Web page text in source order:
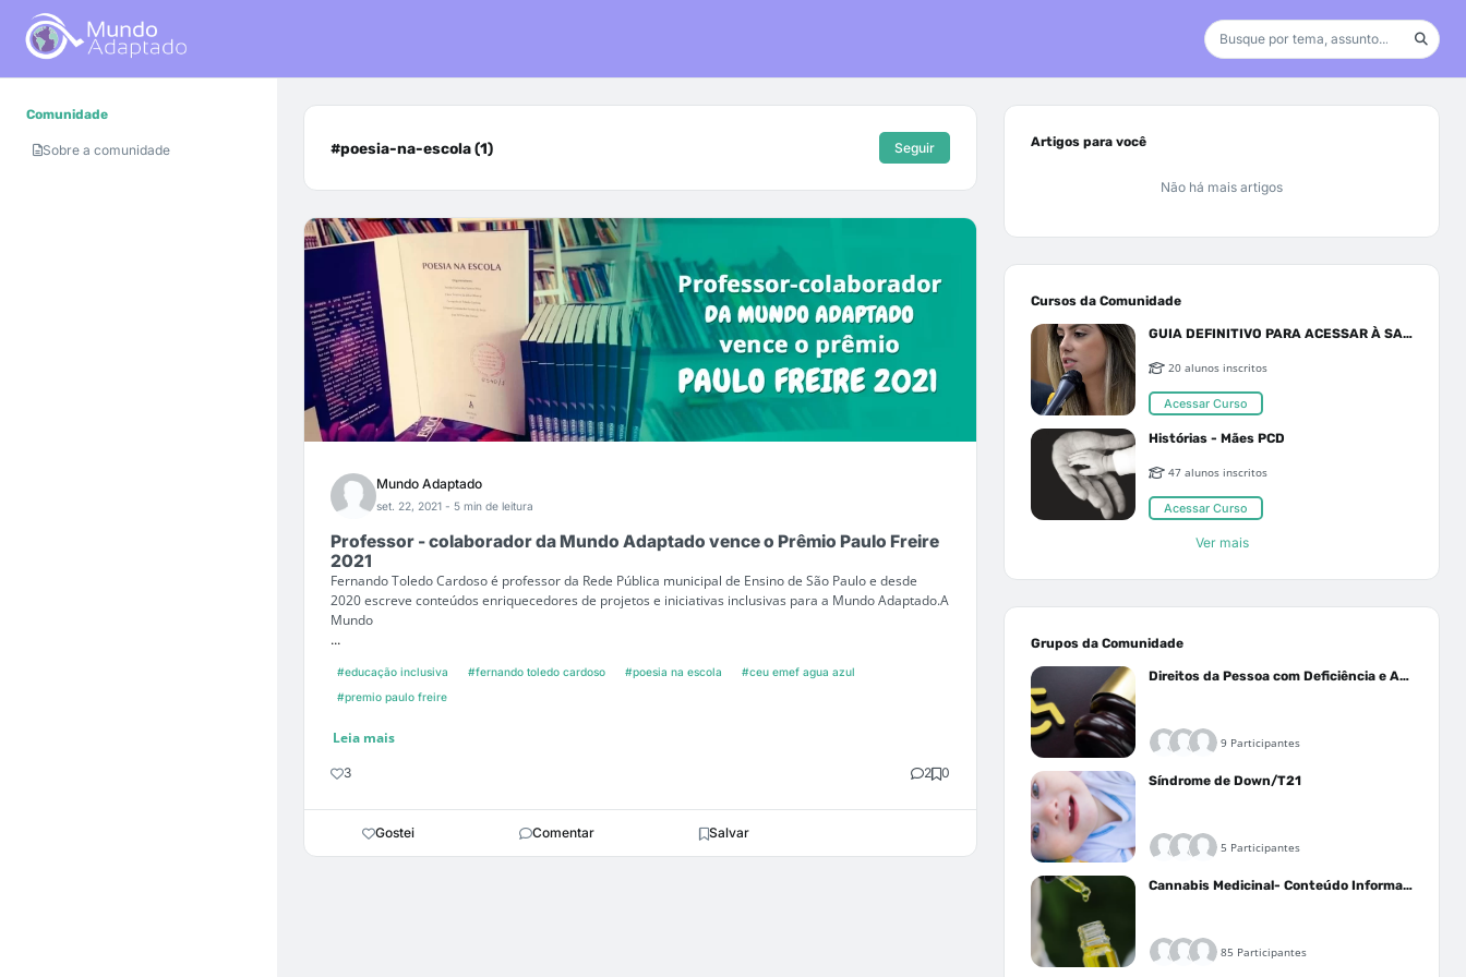
Comunidade
Sobre a comunidade #poesia-na-escola (1) Seguir
Mundo Adaptado
set. 22, 2021 - 5 min de leitura
Professor - colaborador da Mundo Adaptado vence o Prêmio Paulo Freire
2021
Fernando Toledo Cardoso é professor da Rede Pública municipal de Ensino de São Paulo e desde
2020 escreve conteúdos enriquecedores de projetos e iniciativas inclusivas para a Mundo Adaptado.A
Mundo
...
#educação inclusiva #fernando toledo cardoso #poesia na escola
#ceu emef agua azul
#premio paulo freire
Leia mais
3 2 0
Gostei Comentar Salvar
Artigos para você
Não há mais artigos
Cursos da Comunidade
GUIA DEFINITIVO PARA ACESSAR À SAÚDE PELO SUS OU PLANO DE SAÚDE
20 alunos inscritos
Acessar Curso
Histórias - Mães PCD
47 alunos inscritos
Acessar Curso
Ver mais
Grupos da Comunidade
Direitos da Pessoa com Deficiência e Autistas
9 Participantes
Síndrome de Down/T21
5 Participantes
Cannabis Medicinal- Conteúdo Informativo
85 Participantes